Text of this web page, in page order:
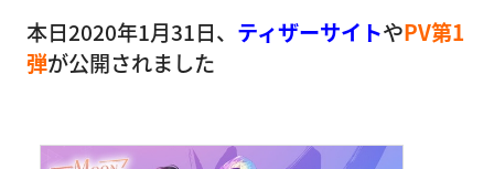
本日2020年1月31日、 ティザーサイトやPV第1
弾が公開されました